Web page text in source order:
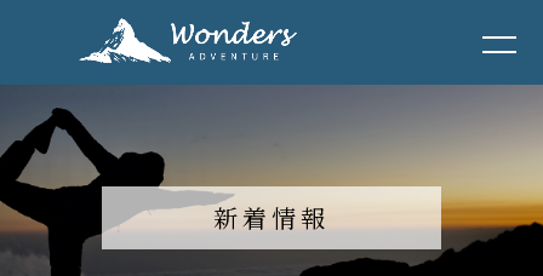
新着情報